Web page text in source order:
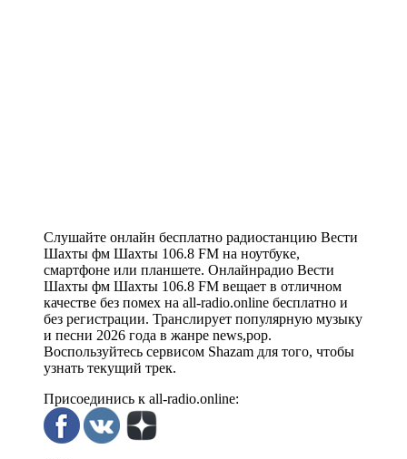
Слушайте онлайн бесплатно радиостанцию Вести
Шахты фм Шахты 106.8 FM на ноутбуке,
смартфоне или планшете. Онлайнрадио Вести
Шахты фм Шахты 106.8 FM вещает в отличном
качестве без помех на all-radio.online бесплатно и
без регистрации. Транслирует популярную музыку
и песни 2026 года в жанре news,pop.
Воспользуйтесь сервисом Shazam для того, чтобы
узнать текущий трек.
Присоединись к all-radio.online: